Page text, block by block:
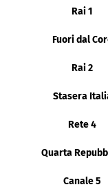
Rai 1
Fuori dal
Rai 2
Stasera
Rete 4
Quarta
Canale 5